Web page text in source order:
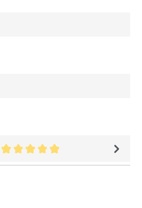
Durchschnittliche Bewertung